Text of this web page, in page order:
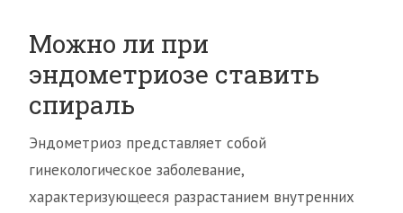
Можно ли при
эндометриозе ставить
спираль
Эндометриоз представляет собой
гинекологическое заболевание,
характеризующееся разрастанием внутренних